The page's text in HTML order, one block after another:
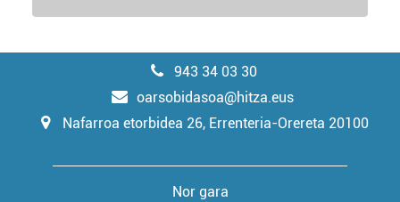
943 34 03 30
oarsobidasoa@hitza.eus
Nafarroa etorbidea 26, Errenteria-Orereta 20100
Nor gara